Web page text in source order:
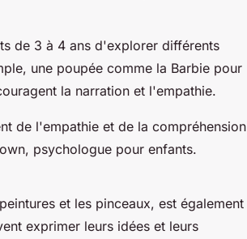
de 3 à 4 ans d'explorer différents
une poupée comme la Barbie pour
la narration et l'empathie.
de l'empathie et de la compréhension
psychologue pour enfants.
et les pinceaux, est également
exprimer leurs idées et leurs